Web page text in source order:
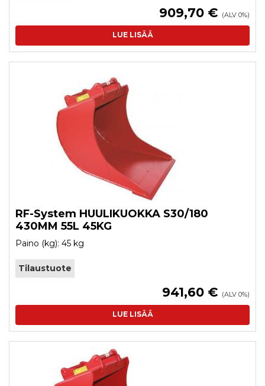
909,70 € (ALV 0%)
LUE LISÄÄ
RF-System HUULIKUOKKA S30/180
430MM 55L 45KG
Paino (kg): 45 kg
Tilaustuote
941,60 € (ALV 0%)
LUE LISÄÄ